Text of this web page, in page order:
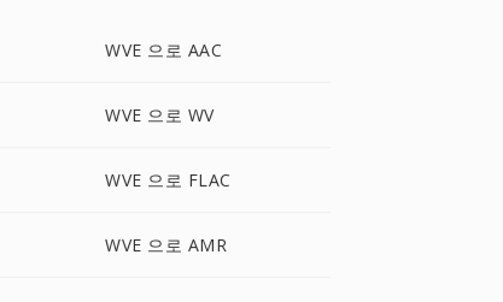
WVE 으로 AAC
WVE 으로 WV
WVE 으로 FLAC
WVE 으로 AMR